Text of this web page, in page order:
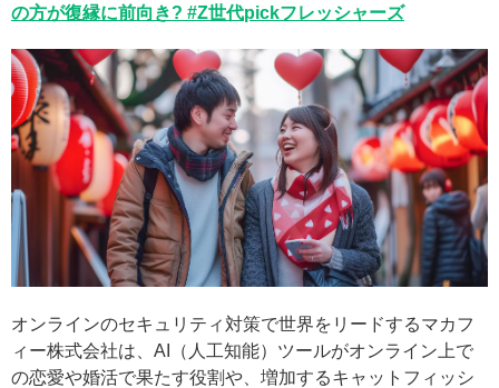
の方が復縁に前向き? #Z世代pickフレッシャーズ
オンラインのセキュリティ対策で世界をリードするマカフ
ィー株式会社は、AI（人工知能）ツールがオンライン上で
の恋愛や婚活で果たす役割や、増加するキャットフィッシ